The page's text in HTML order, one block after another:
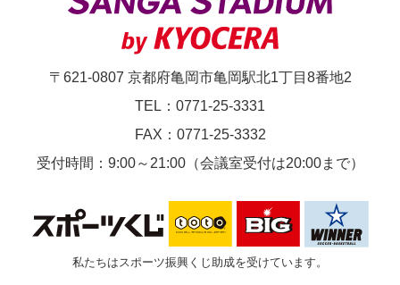
〒621-0807 京都府亀岡市亀岡駅北1丁目8番地2
TEL：0771-25-3331
FAX：0771-25-3332
受付時間：9:00～21:00（会議室受付は20:00まで）
私たちはスポーツ振興くじ助成を受けています。